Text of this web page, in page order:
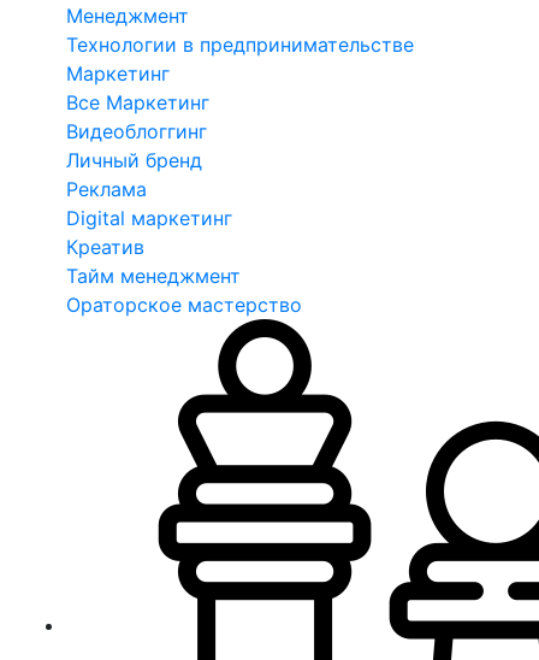
Менеджмент
Технологии в предпринимательстве
Маркетинг
Все Маркетинг
Видеоблоггинг
Личный бренд
Реклама
Digital маркетинг
Креатив
Тайм менеджмент
Ораторское мастерство